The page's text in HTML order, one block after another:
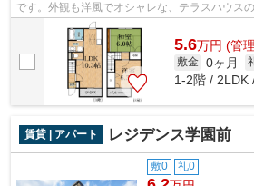
です。外観も洋風でオシャレな、テラスハウス
通の便が良く、2沿線利用できる物件で...
5.6万円 (管
敷金 0ヶ月
1-2階 / 2LDK
賃貸 | アパート レジデンス学園前
敷0 礼0